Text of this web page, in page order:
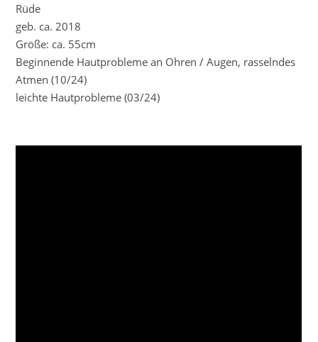
Rüde
geb. ca. 2018
Größe: ca. 55cm
Beginnende Hautprobleme an Ohren / Augen, rasselndes
Atmen (10/24)
leichte Hautprobleme (03/24)